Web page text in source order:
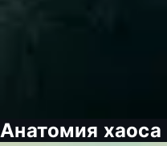
Анатомия хаоса